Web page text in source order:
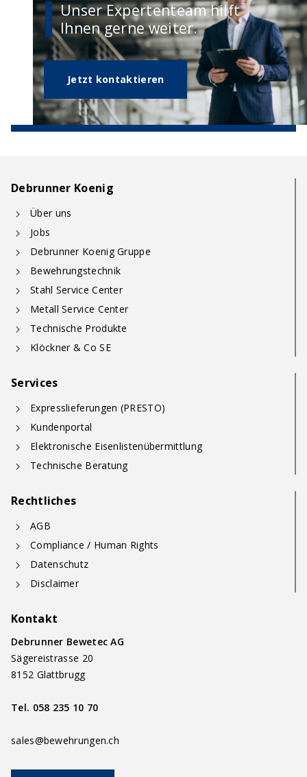
Unser Expertenteam hilft
Ihnen gerne weiter.
Jetzt kontaktieren
Debrunner Koenig
Über uns
Jobs
Debrunner Koenig Gruppe
Bewehrungstechnik
Stahl Service Center
Metall Service Center
Technische Produkte
Klöckner & Co SE
Services
Expresslieferungen (PRESTO)
Kundenportal
Elektronische Eisenlistenübermittlung
Technische Beratung
Rechtliches
AGB
Compliance / Human Rights
Datenschutz
Disclaimer
Kontakt
Debrunner Bewetec AG
Sägereistrasse 20
8152 Glattbrugg
Tel. 058 235 10 70
sales@bewehrungen.ch